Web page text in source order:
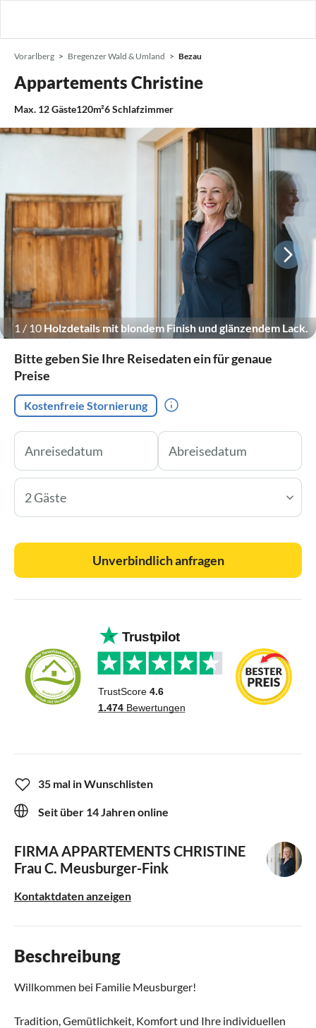
Vorarlberg Bregenzer Wald & Umland Bezau
Appartements Christine
Max. 12Gäste120m²6Schlafzimmer
1 / 10 Holzdetails mit blondem Finish und glänzendem Lack.
Bitte geben Sie Ihre Reisedaten ein für genaue
Preise
Kostenfreie Stornierung
2 Gäste
Unverbindlich anfragen
35 mal in Wunschlisten
Seit über 14 Jahren online
FIRMA APPARTEMENTS CHRISTINE
Frau C. Meusburger-Fink
Kontaktdaten anzeigen
Beschreibung
Willkommen bei Familie Meusburger!
Tradition, Gemütlichkeit, Komfort und Ihre individuellen